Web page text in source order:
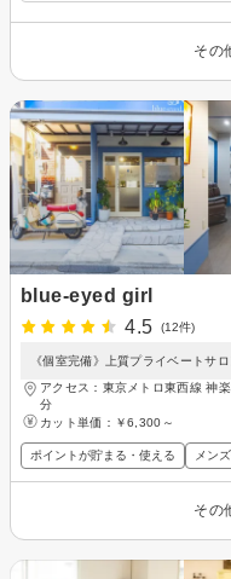
その
blue-eyed girl
4.5
(12件)
《個室完備》上質プライベートサ
アクセス：東京メトロ東西線 神
分
カット単価： ￥6,300～
ポイントが貯まる・使える メン
その